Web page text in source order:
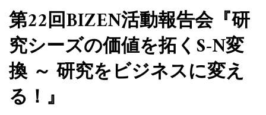
第22回BIZEN活動報告会『研
究シーズの価値を拓くS-N変
換 ～ 研究をビジネスに変え
る！』